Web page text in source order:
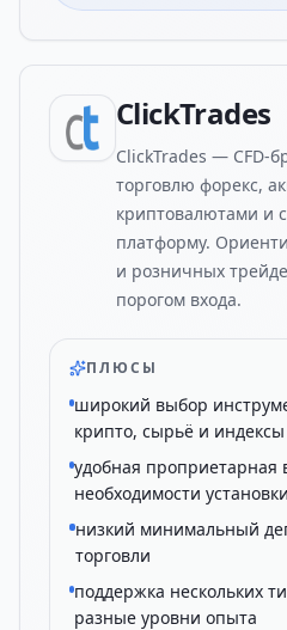
ClickTrades
ClickTrades — CFD-
торговлю форекс,
криптовалютами и
платформу.
и розничных
порогом входа.
ПЛЮСЫ
широкий выбор
крипто, сырьё и индексы
удобная проприетарная
необходимости
низкий минимальный
торговли
поддержка нескольких
разные уровни опыта